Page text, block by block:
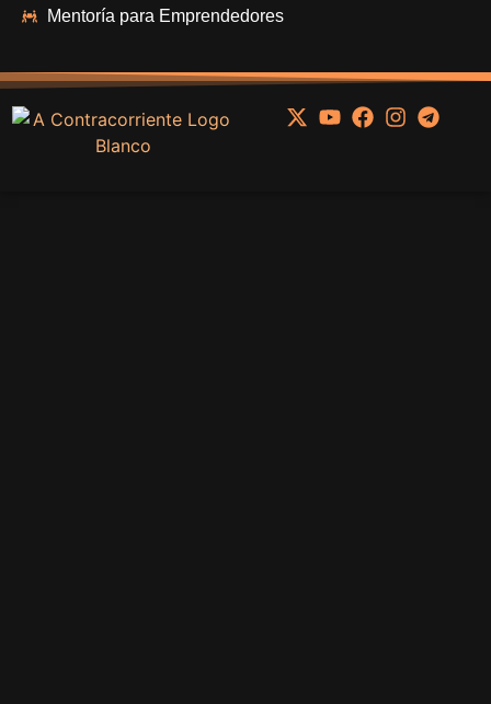
Mentoría para Emprendedores